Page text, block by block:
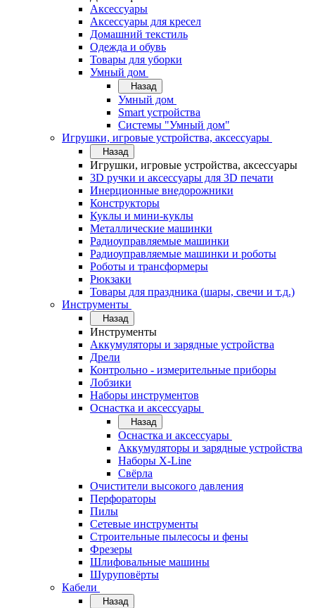
Аксессуары
Аксессуары для кресел
Домашний текстиль
Одежда и обувь
Товары для уборки
Умный дом
Назад
Умный дом
Smart устройства
Системы "Умный дом"
Игрушки, игровые устройства, аксессуары
Назад
Игрушки, игровые устройства, аксессуары
3D ручки и аксессуары для 3D печати
Инерционные внедорожники
Конструкторы
Куклы и мини-куклы
Металлические машинки
Радиоуправляемые машинки
Радиоуправляемые машинки и роботы
Роботы и трансформеры
Рюкзаки
Товары для праздника (шары, свечи и т.д.)
Инструменты
Назад
Инструменты
Аккумуляторы и зарядные устройства
Дрели
Контрольно - измерительные приборы
Лобзики
Наборы инструментов
Оснастка и аксессуары
Назад
Оснастка и аксессуары
Аккумуляторы и зарядные устройства
Наборы X-Line
Свёрла
Очистители высокого давления
Перфораторы
Пилы
Сетевые инструменты
Строительные пылесосы и фены
Фрезеры
Шлифовальные машины
Шуруповёрты
Кабели
Назад